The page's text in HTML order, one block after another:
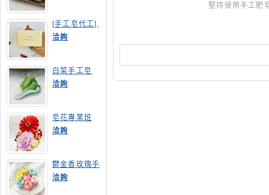
[手工皂代工],
膠原蛋白手工
皂
洽詢
白菜手工皂
洽詢
皂花專業班
洽詢
鬱金香玫瑰手
工皂(長高型)
洽詢
堅持使用手工肥